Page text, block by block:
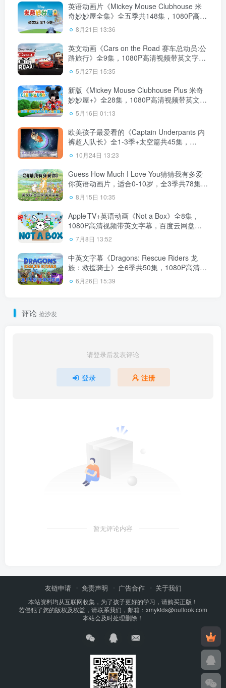
英语动画片《Mickey Mouse Clubhouse 米
奇妙妙屋全集》全五季共148集，1080P高清
视频带英文字幕，带配套音频MP3，百度云
网盘下载！
8月21日 13:36
英文动画《Cars on the Road 赛车总动员:公
路旅行》全9集，1080P高清视频带英文字
幕、中文字幕，百度云网盘下载！
5月27日 15:35
新版《Mickey Mouse Clubhouse Plus 米奇
妙妙屋+》全28集，1080P高清视频带英文字
幕，百度云网盘下载！
5月16日 01:13
欧美孩子最爱看的《Captain Underpants 内
裤超人队长》全1-3季+太空篇共45集，
1080P高清视频带英文字幕，百度云网盘下
载！
10月24日 13:23
Guess How Much I Love You猜猜我有多爱
你英语动画片，适合0-10岁，全3季共78集，
1080P高清视频带英文字幕，百度云网盘下
载！
8月15日 10:35
Apple TV+英语动画《Not a Box》全8集，
1080P高清视频带英文字幕，百度云网盘下
载！
7月8日 13:52
中英文字幕《Dragons: Rescue Riders 龙
族：救援骑士》全6季共50集，1080P高清视
频，带配套音频MP3，百度云网盘下载！
6月26日 15:39
评论 抢沙发
请登录后发表评论
登录 注册
暂无评论内容
友链申请 免责声明 广告合作 关于我们
本站资料均从互联网收集，为了孩子更好的学习，请购买正版！
若侵犯了您的版权及权益，请联系我们，邮箱：xmykids@outlook.com
本站会及时处理删除！